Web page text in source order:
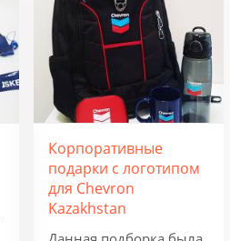
предложили набор из
рюкзака, фонарика,
термокружки и
беспроводного
зарядного устройства.
Эти сувениры с
сферу деятельности
группы компаний и
будут полезны всем,
кто ведет активную
бизнес-деятельность.
Корпоративные
подарки с логотипом
для Chevron
Kazakhstan